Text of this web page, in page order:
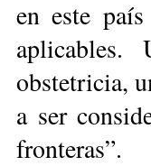
en este
aplicables.
obstetricia,
a ser
fronteras”.